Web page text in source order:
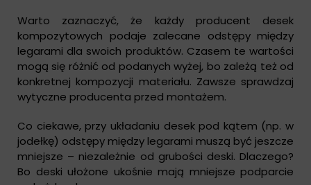
Warto zaznaczyć, że każdy producent desek
kompozytowych podaje zalecane odstępy między
legarami dla swoich produktów. Czasem te wartości
mogą się różnić od podanych wyżej, bo zależą też od
konkretnej kompozycji materiału. Zawsze sprawdzaj
wytyczne producenta przed montażem.
Co ciekawe, przy układaniu desek pod kątem (np. w
jodełkę) odstępy między legarami muszą być jeszcze
mniejsze – niezależnie od grubości deski. Dlaczego?
Bo deski ułożone ukośnie mają mniejsze podparcie